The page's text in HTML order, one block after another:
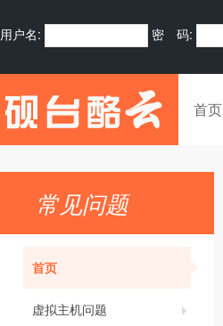
用户名: 密 码:
首页
常见问题
首页
虚拟主机问题